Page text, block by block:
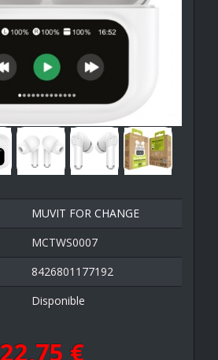
MUVIT FOR CHANGE
MCTWS0007
8426801177192
Disponible
22,75 €